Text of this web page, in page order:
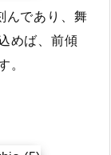
んであり、舞
めば、前傾
。